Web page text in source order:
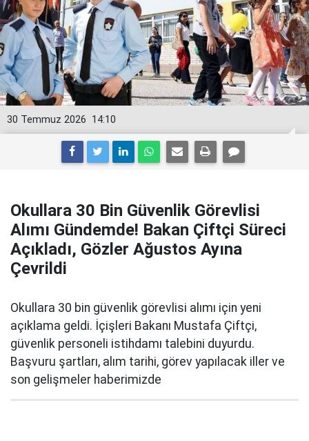
14:10
30 Temmuz 2026
Okullara 30 Bin Güvenlik Görevlisi
Alımı Gündemde! Bakan Çiftçi Süreci
Açıkladı, Gözler Ağustos Ayına
Çevrildi
Okullara 30 bin güvenlik görevlisi alımı için yeni
açıklama geldi. İçişleri Bakanı Mustafa Çiftçi,
güvenlik personeli istihdamı talebini duyurdu.
Başvuru şartları, alım tarihi, görev yapılacak iller ve
son gelişmeler haberimizde